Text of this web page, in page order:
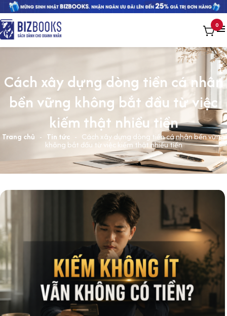
0
Cách xây dựng dòng tiền cá nhân
bền vững không bắt đầu từ việc
kiếm thật nhiều tiền
Trang chủ - Tin tức - Cách xây dựng dòng tiền cá nhân bền vững
không bắt đầu từ việc kiếm thật nhiều tiền